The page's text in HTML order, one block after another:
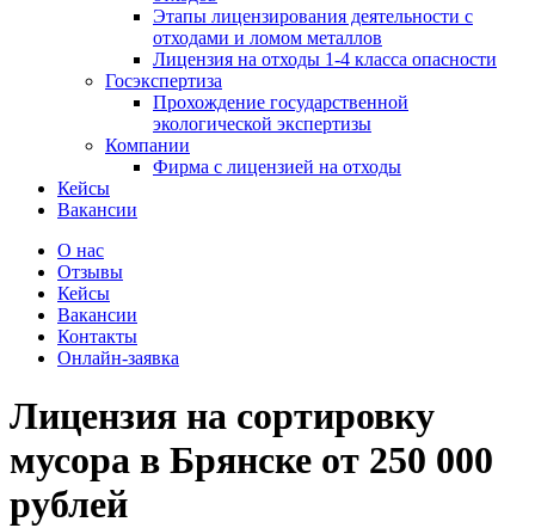
Этапы лицензирования деятельности с
отходами и ломом металлов
Лицензия на отходы 1-4 класса опасности
Госэкспертиза
Прохождение государственной
экологической экспертизы
Компании
Фирма с лицензией на отходы
Кейсы
Вакансии
О нас
Отзывы
Кейсы
Вакансии
Контакты
Онлайн-заявка
Лицензия на сортировку
мусора в Брянске от 250 000
рублей